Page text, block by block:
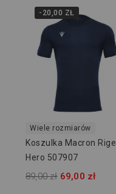
-20,00 ZŁ
Wiele rozmiarów
Koszulka Macron Rigel
Hero 507907
89,00 zł 69,00 zł